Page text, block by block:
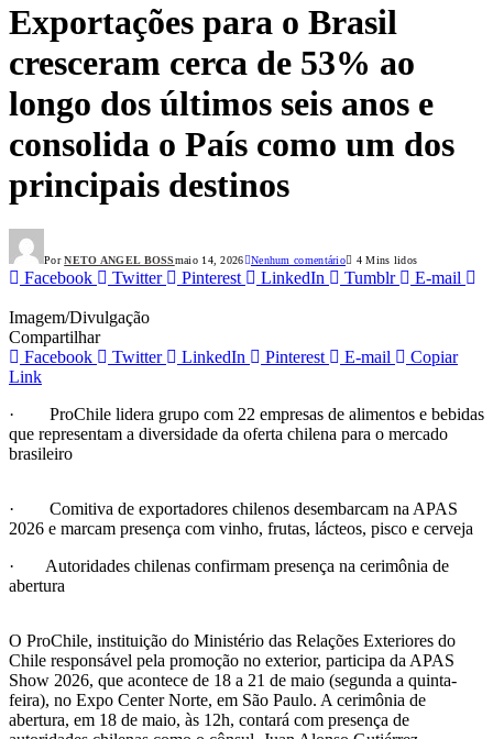
Exportações para o Brasil
cresceram cerca de 53% ao
longo dos últimos seis anos e
consolida o País como um dos
principais destinos
Por NETO ANGEL BOSSmaio 14, 2026 Nenhum comentário 4 Mins lidos
Facebook Twitter Pinterest LinkedIn Tumblr E-mail
Imagem/Divulgação
Compartilhar
Facebook
Twitter LinkedIn Pinterest E-mail
Copiar
Link
· ProChile lidera grupo com 22 empresas de alimentos e bebidas
que representam a diversidade da oferta chilena para o mercado
brasileiro
· Comitiva de exportadores chilenos desembarcam na APAS
2026 e marcam presença com vinho, frutas, lácteos, pisco e cerveja
· Autoridades chilenas confirmam presença na cerimônia de
abertura
O ProChile, instituição do Ministério das Relações Exteriores do
Chile responsável pela promoção no exterior, participa da APAS
Show 2026, que acontece de 18 a 21 de maio (segunda a quinta-
feira), no Expo Center Norte, em São Paulo. A cerimônia de
abertura, em 18 de maio, às 12h, contará com presença de